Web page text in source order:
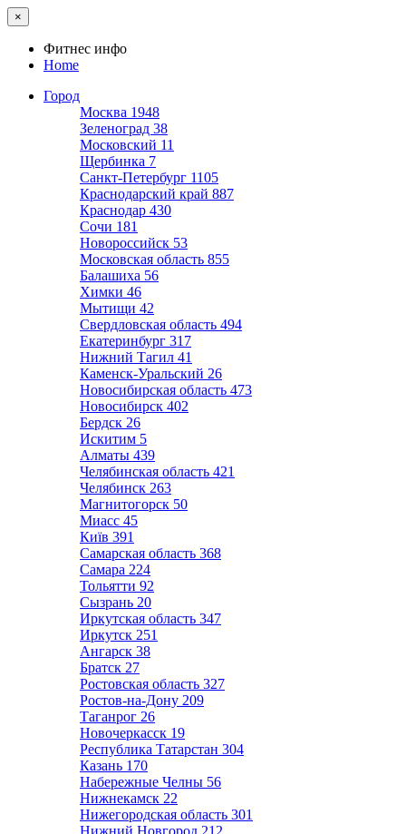
×
Фитнес инфо
Home
Город
Москва 1948
Зеленоград 38
Московский 11
Щербинка 7
Санкт-Петербург 1105
Краснодарский край 887
Краснодар 430
Сочи 181
Новороссийск 53
Московская область 855
Балашиха 56
Химки 46
Мытищи 42
Свердловская область 494
Екатеринбург 317
Нижний Тагил 41
Каменск-Уральский 26
Новосибирская область 473
Новосибирск 402
Бердск 26
Искитим 5
Алматы 439
Челябинская область 421
Челябинск 263
Магнитогорск 50
Миасс 45
Київ 391
Самарская область 368
Самара 224
Тольятти 92
Сызрань 20
Иркутская область 347
Иркутск 251
Ангарск 38
Братск 27
Ростовская область 327
Ростов-на-Дону 209
Таганрог 26
Новочеркасск 19
Республика Татарстан 304
Казань 170
Набережные Челны 56
Нижнекамск 22
Нижегородская область 301
Нижний Новгород 212